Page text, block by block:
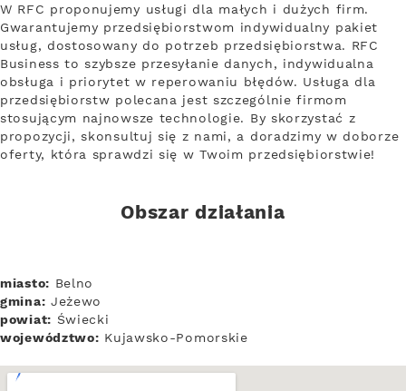
W RFC proponujemy usługi dla małych i dużych firm.
Gwarantujemy przedsiębiorstwom indywidualny pakiet
usług, dostosowany do potrzeb przedsiębiorstwa. RFC
Business to szybsze przesyłanie danych, indywidualna
obsługa i priorytet w reperowaniu błędów. Usługa dla
przedsiębiorstw polecana jest szczególnie firmom
stosującym najnowsze technologie. By skorzystać z
propozycji, skonsultuj się z nami, a doradzimy w doborze
oferty, która sprawdzi się w Twoim przedsiębiorstwie!
Obszar działania
miasto: Belno
gmina: Jeżewo
powiat: Świecki
województwo: Kujawsko-Pomorskie